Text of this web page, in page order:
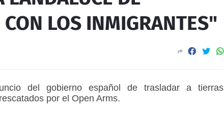
LOS INMIGRANTES"
del gobierno español de trasladar a tierras
por el Open Arms.